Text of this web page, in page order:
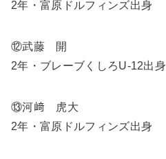
2年・富原ドルフィンズ出身
⑫武藤 開
2年・ブレーブくしろU-12出身
⑬河﨑 虎大
2年・富原ドルフィンズ出身